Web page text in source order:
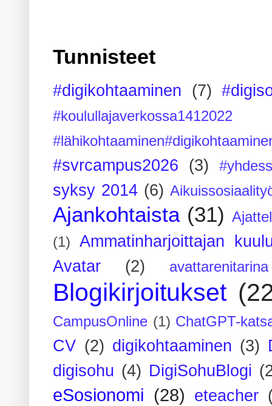
Tunnisteet
#digikohtaaminen (7)
#koulullajaverkossa1412022
#svrcampus2026 (3)
syksy 2014 (6)
Ajankohtaista (31)
(1)
Ammatinharjoittajan
Avatar
(2) avattarenitarina
Blogikirjoitukset
CampusOnline (1) ChatGPT-
CV (2) digikohtaaminen (3)
digisohu (4) DigiSohuBlogi
eSosionomi (28) eteacher